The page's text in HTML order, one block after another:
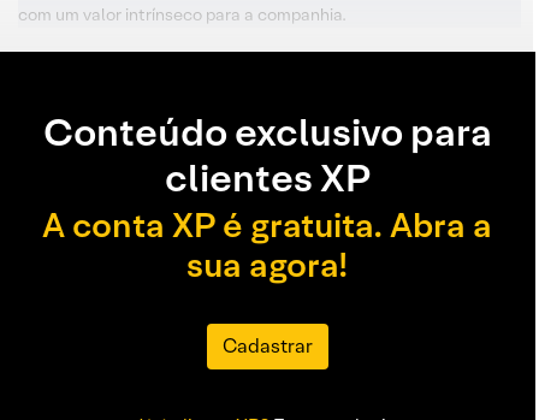
com um valor intrínseco para a companhia.
Conteúdo exclusivo para
clientes XP
A conta XP é gratuita. Abra a
sua agora!
Cadastrar